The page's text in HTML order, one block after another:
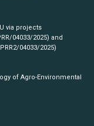
via projects
04033/2025) and
04033/2025)
of Agro-Environmental